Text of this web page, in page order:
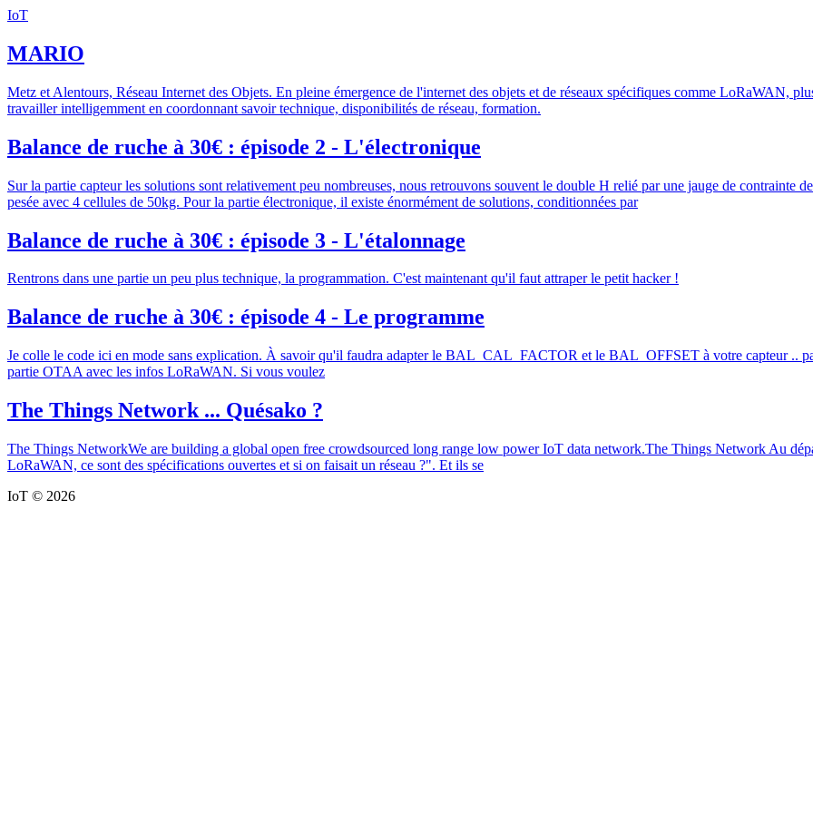
IoT
MARIO
Metz et Alentours, Réseau Internet des Objets. En pleine émergence de l'internet des objets et de réseaux spécifiques comme LoRaWAN,
travailler intelligemment en coordonnant savoir technique, disponibilités de réseau, formation.
Balance de ruche à 30€ : épisode 2 - L'électronique
Sur la partie capteur les solutions sont relativement peu nombreuses, nous retrouvons souvent le double H relié par une jauge de contrainte
pesée avec 4 cellules de 50kg. Pour la partie électronique, il existe énormément de solutions, conditionnées par
Balance de ruche à 30€ : épisode 3 - L'étalonnage
Rentrons dans une partie un peu plus technique, la programmation. C'est maintenant qu'il faut attraper le petit hacker !
Balance de ruche à 30€ : épisode 4 - Le programme
Je colle le code ici en mode sans explication. À savoir qu'il faudra adapter le BAL_CAL_FACTOR et le BAL_OFFSET à votre capteur ..
partie OTAA avec les infos LoRaWAN. Si vous voulez
The Things Network ... Quésako ?
The Things NetworkWe are building a global open free crowdsourced long range low power IoT data network.The Things Network Au
LoRaWAN, ce sont des spécifications ouvertes et si on faisait un réseau ?". Et ils se
IoT © 2026